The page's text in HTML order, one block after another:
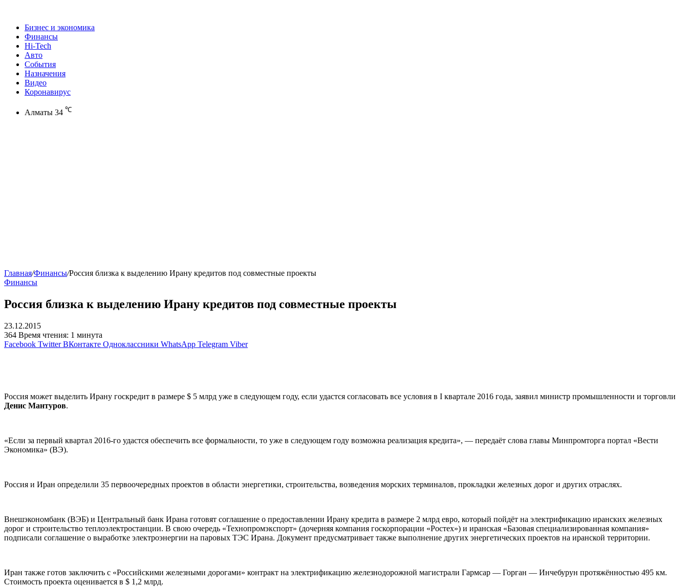
Бизнес и экономика
Финансы
Hi-Tech
Авто
События
Назначения
Видео
Коронавирус
Алматы 34 ℃
Главная/Финансы/Россия близка к выделению Ирану кредитов под совместные проекты
Финансы
Россия близка к выделению Ирану кредитов под совместные проекты
23.12.2015
364 Время чтения: 1 минута
Facebook Twitter ВКонтакте Одноклассники WhatsApp Telegram Viber
Россия может выделить Ирану госкредит в размере $ 5 млрд уже в следующем году, если удастся согласовать все условия в I квартале 2016 года, заявил министр промышленности и торговли
Денис Мантуров.
«Если за первый квартал 2016-го удастся обеспечить все формальности, то уже в следующем году возможна реализация кредита», — передаёт слова главы Минпромторга портал «Вести
Экономика» (ВЭ).
Россия и Иран определили 35 первоочередных проектов в области энергетики, строительства, возведения морских терминалов, прокладки железных дорог и других отраслях.
Внешэкономбанк (ВЭБ) и Центральный банк Ирана готовят соглашение о предоставлении Ирану кредита в размере 2 млрд евро, который пойдёт на электрификацию иранских железных
дорог и строительство теплоэлектростанции. В свою очередь «Технопромэкспорт» (дочерняя компания госкорпорации «Ростех») и иранская «Базовая специализированная компания»
подписали соглашение о выработке электроэнергии на паровых ТЭС Ирана. Документ предусматривает также выполнение других энергетических проектов на иранской территории.
Иран также готов заключить с «Российскими железными дорогами» контракт на электрификацию железнодорожной магистрали Гармсар — Горган — Инчебурун протяжённостью 495 км.
Стоимость проекта оценивается в $ 1,2 млрд.